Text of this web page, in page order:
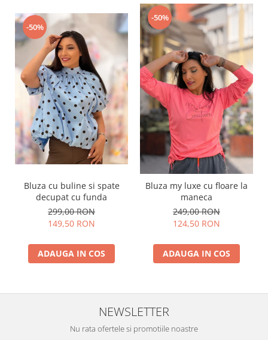
-50%
Bluza cu buline si spate
decupat cu funda
299,00 RON
149,50 RON
ADAUGA IN COS
-50%
Bluza my luxe cu floare la
maneca
249,00 RON
124,50 RON
ADAUGA IN COS
NEWSLETTER
Nu rata ofertele si promotiile noastre